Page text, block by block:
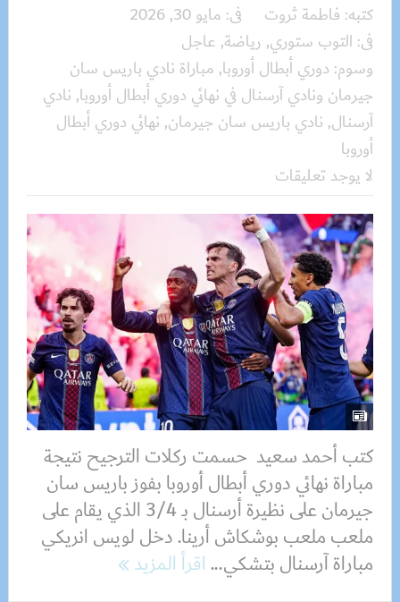
كتبه: فاطمة ثروت فى: مايو 30, 2026
فى: التوب ستوري, رياضة, عاجل
وسوم: دوري أبطال أوروبا, مباراة نادي باريس سان
جيرمان ونادي آرسنال في نهائي دوري أبطال أوروبا, نادي
آرسنال, نادي باريس سان جيرمان, نهائي دوري أبطال
أوروبا
لا يوجد تعليقات
كتب أحمد سعيد حسمت ركلات الترجيح نتيجة
مباراة نهائي دوري أبطال أوروبا بفوز باريس سان
جيرمان على نظيرة أرسنال بـ 3/4 الذي يقام على
ملعب ملعب بوشكاش أرينا. دخل لويس انريكي
مباراة آرسنال بتشكي...اقرأ المزيد